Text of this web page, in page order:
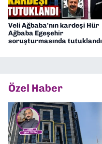
Veli Ağbaba’nın kardeşi Hür
Ağbaba Egeşehir
soruşturmasında tutuklandı
Özel Haber